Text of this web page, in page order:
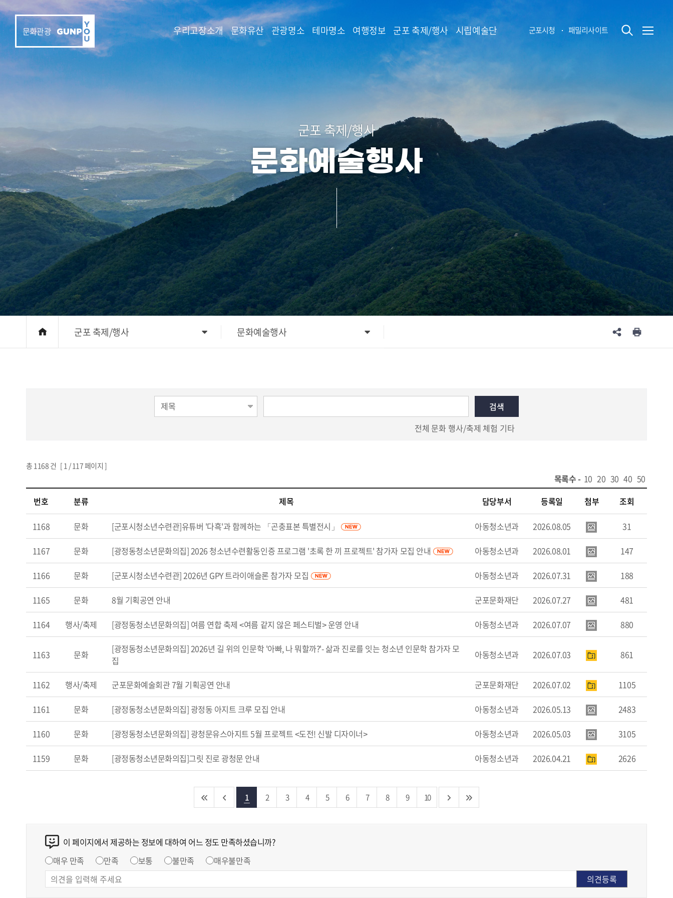
본문 바로가기
문화관광 우리고장소개 문화유산 관광명소 테마명소 여행정보 군포 축제/행사 시립예술단 군포시청 패밀리사이트
군포 축제/행사
문화예술행사
군포 축제/행사 문화예술행사
전체 문화 행사/축제 체험 기타
총 1168 건 [ 1 / 117 페이지 ]
목록수 - 10 20 30 40 50
번호
분류 제목 담당부서 등록일 첨부 조회
1168 문화 [군포시청소년수련관]유튜버 '다흑'과 함께하는 「곤충표본 특별전시」 아동청소년과 2026.08.05 31
1167 문화 [광정동청소년문화의집] 2026 청소년수련활동인증 프로그램 '초록 한 끼 프로젝트' 참가자 모집 안내 아동청소년과 2026.08.01 147
1166 문화 [군포시청소년수련관] 2026년 GPY 트라이애슬론 참가자 모집 아동청소년과 2026.07.31 188
1165 문화 8월 기획공연 안내 군포문화재단 2026.07.27 481
1164 행사/축제 [광정동청소년문화의집] 여름 연합 축제 <여름 같지 않은 페스티벌> 운영 안내 아동청소년과 2026.07.07 880
1163 문화
[광정동청소년문화의집] 2026년 길 위의 인문학 '아빠, 나 뭐할까?'- 삶과 진로를 잇는 청소년 인문학 참가자 모
집
아동청소년과 2026.07.03 861
1162 행사/축제 군포문화예술회관 7월 기획공연 안내 군포문화재단 2026.07.02 1105
1161 문화 [광정동청소년문화의집] 광정동 아지트 크루 모집 안내 아동청소년과 2026.05.13 2483
1160 문화 [광정동청소년문화의집] 광청문유스아지트 5월 프로젝트 <도전! 신발 디자이너> 아동청소년과 2026.05.03 3105
1159 문화 [광정동청소년문화의집]그릿 진로 광청문 안내 아동청소년과 2026.04.21 2626
1 2 3 4 5 6 7 8 9 10
이 페이지에서 제공하는 정보에 대하여 어느 정도 만족하셨습니까?
매우 만족
만족 보통 불만족 매우불만족